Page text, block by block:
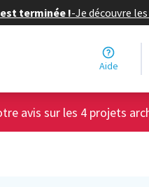
terminée !-Je découvre
Aide
avis sur les 4 projets